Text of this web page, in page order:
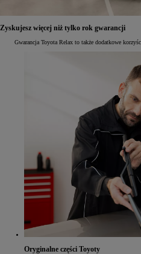
Zyskujesz więcej niż tylko rok gwarancji
Gwarancja Toyota Relax to także dodatkowe
Oryginalne części Toyoty